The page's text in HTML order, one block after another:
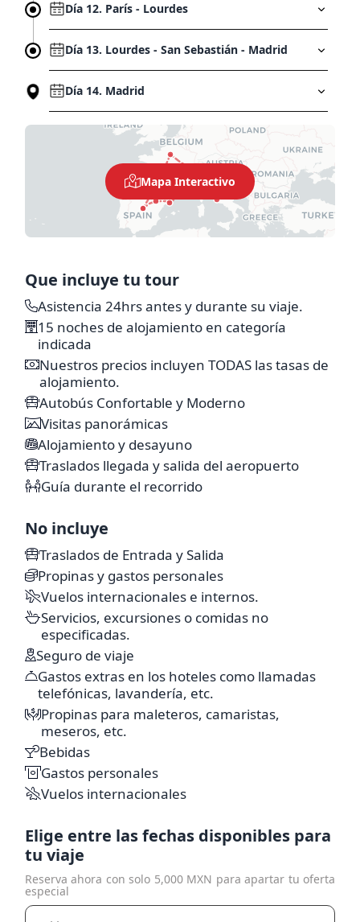
Día 12. París - Lourdes
Día 13. Lourdes - San Sebastián - Madrid
Día 14. Madrid
Mapa Interactivo
Que incluye tu tour
Asistencia 24hrs antes y durante su viaje.
15 noches de alojamiento en categoría
indicada
Nuestros precios incluyen TODAS las tasas de
alojamiento.
Autobús Confortable y Moderno
Visitas panorámicas
Alojamiento y desayuno
Traslados llegada y salida del aeropuerto
Guía durante el recorrido
No incluye
Traslados de Entrada y Salida
Propinas y gastos personales
Vuelos internacionales e internos.
Servicios, excursiones o comidas no
especificadas.
Seguro de viaje
Gastos extras en los hoteles como llamadas
telefónicas, lavandería, etc.
Propinas para maleteros, camaristas,
meseros, etc.
Bebidas
Gastos personales
Vuelos internacionales
Elige entre las fechas disponibles para
tu viaje
Reserva ahora con solo 5,000 MXN para apartar tu oferta
especial